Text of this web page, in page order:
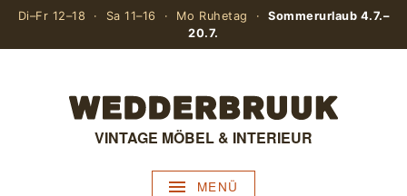
Di–Fr 12–18 · Sa 11–16 · Mo Ruhetag ·Sommerurlaub 4.7.–
20.7.
VINTAGE MÖBEL & INTERIEUR
MENÜ